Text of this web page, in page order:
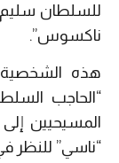
ناكسوس”.
هذه الشخصية
“الحاجب
المسيحيين
“ناسي” للنظر